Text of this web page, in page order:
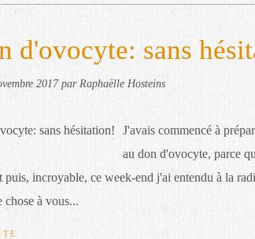
d'ovocyte: sans
2017par Raphaëlle Hosteins
J'avais commencé à
au don d'ovocyte, parce
puis, incroyable, ce week-end j'ai entendu à la
chose à vous...